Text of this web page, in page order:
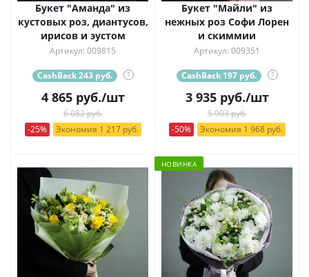
Букет "Аманда" из
кустовых роз, диантусов,
ирисов и эустом
Артикул: 009815
CashBack 243 руб. ?
4 865руб./шт
6 082 руб.
-25%
Экономия 1 217 руб.
Букет "Майли" из
нежных роз Софи Лорен
и скиммии
Артикул: 009351
CashBack 197 руб. ?
3 935руб./шт
5 903 руб.
-50%
Экономия 1 968 руб.
НОВИНКА